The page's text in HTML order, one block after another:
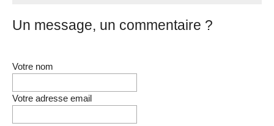
Un message, un commentaire ?
Votre nom
Votre adresse email